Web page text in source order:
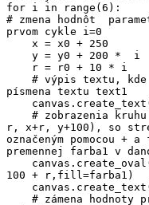
for i in range(6):
# zmena hodnôt
prvom cykle i=0
písmena textu text1
r, x+r, y+100), so
označeným pomocou +
premennej farba1 v
100 + r,fill=farba1)